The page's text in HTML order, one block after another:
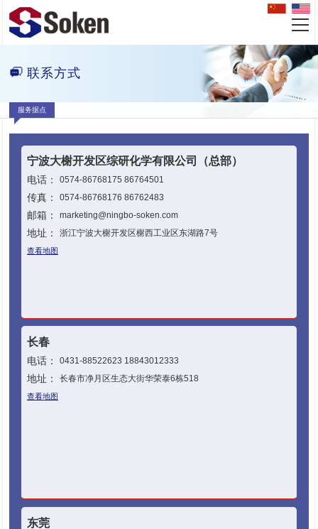
联系方式
服务据点
宁波大榭开发区综研化学有限公司（总部）
电话： 0574-86768175 86764501
传真： 0574-86768176 86762483
邮箱： marketing@ningbo-soken.com
地址： 浙江宁波大榭开发区榭西工业区东湖路7号
查看地图
长春
电话： 0431-88522623 18843012333
地址： 长春市净月区生态大街华荣泰6栋518
查看地图
东莞